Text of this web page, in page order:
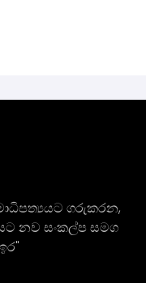
ගරුකරන,
නව සංකල්ප සමග